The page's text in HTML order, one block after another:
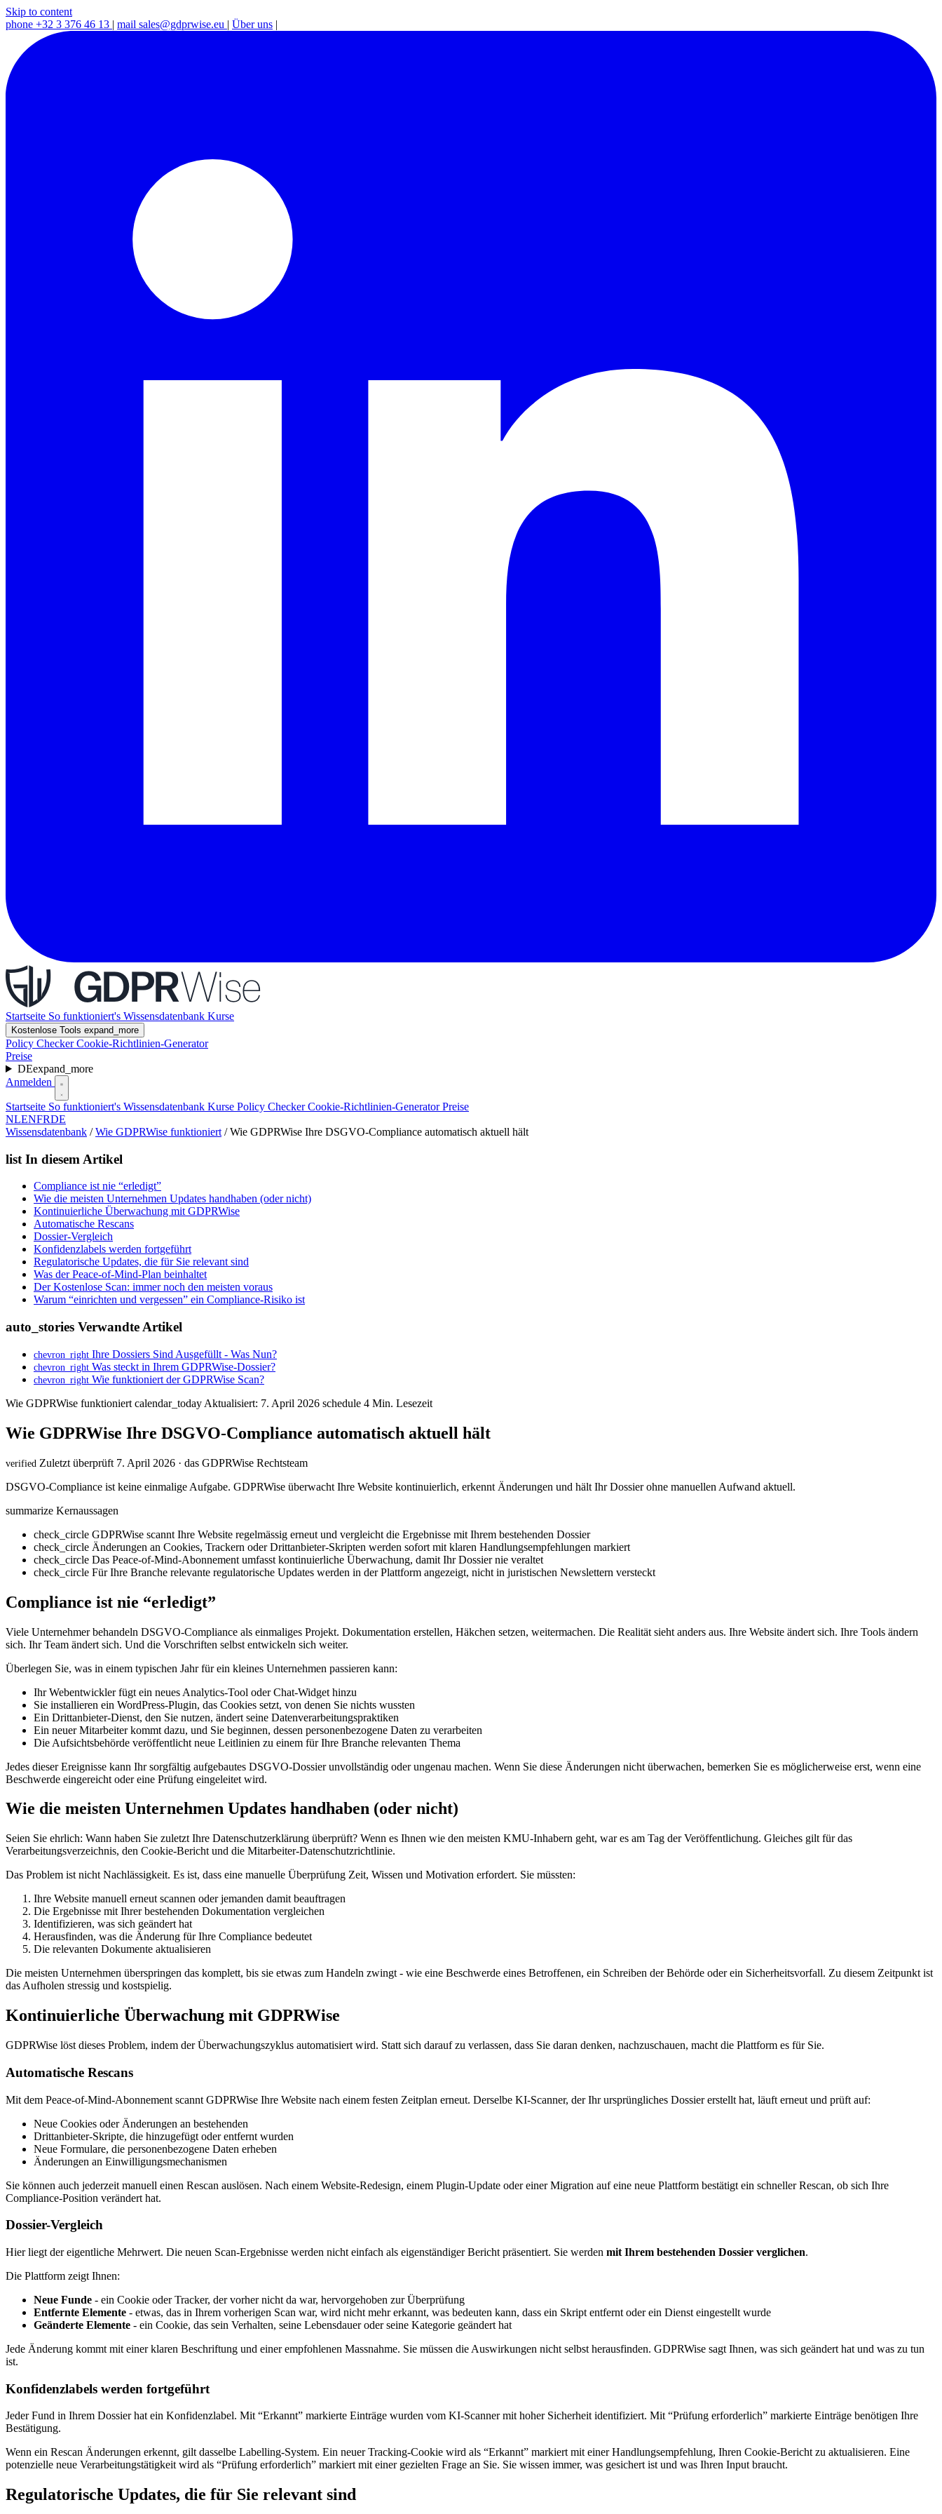
Skip to content
phone +32 3 376 46 13 | mail sales@gdprwise.eu | Über uns |
Startseite So funktioniert's Wissensdatenbank Kurse
Kostenlose Tools expand_more
Policy CheckerCookie-Richtlinien-Generator
Preise
DEexpand_more
Anmelden
Startseite So funktioniert's Wissensdatenbank Kurse Policy CheckerCookie-Richtlinien-GeneratorPreise
NLENFRDE
Wissensdatenbank / Wie GDPRWise funktioniert / Wie GDPRWise Ihre DSGVO-Compliance automatisch aktuell hält
list In diesem Artikel
Compliance ist nie “erledigt”
Wie die meisten Unternehmen Updates handhaben (oder nicht)
Kontinuierliche Überwachung mit GDPRWise
Automatische Rescans
Dossier-Vergleich
Konfidenzlabels werden fortgeführt
Regulatorische Updates, die für Sie relevant sind
Was der Peace-of-Mind-Plan beinhaltet
Der Kostenlose Scan: immer noch den meisten voraus
Warum “einrichten und vergessen” ein Compliance-Risiko ist
auto_stories Verwandte Artikel
chevron_right Ihre Dossiers Sind Ausgefüllt - Was Nun?
chevron_right Was steckt in Ihrem GDPRWise-Dossier?
chevron_right Wie funktioniert der GDPRWise Scan?
Wie GDPRWise funktioniert calendar_today Aktualisiert: 7. April 2026 schedule 4 Min. Lesezeit
Wie GDPRWise Ihre DSGVO-Compliance automatisch aktuell hält
verified Zuletzt überprüft 7. April 2026 · das GDPRWise Rechtsteam
DSGVO-Compliance ist keine einmalige Aufgabe. GDPRWise überwacht Ihre Website kontinuierlich, erkennt Änderungen und hält Ihr Dossier ohne manuellen Aufwand aktuell.
summarize Kernaussagen
check_circle GDPRWise scannt Ihre Website regelmässig erneut und vergleicht die Ergebnisse mit Ihrem bestehenden Dossier
check_circle Änderungen an Cookies, Trackern oder Drittanbieter-Skripten werden sofort mit klaren Handlungsempfehlungen markiert
check_circle Das Peace-of-Mind-Abonnement umfasst kontinuierliche Überwachung, damit Ihr Dossier nie veraltet
check_circle Für Ihre Branche relevante regulatorische Updates werden in der Plattform angezeigt, nicht in juristischen Newslettern versteckt
Compliance ist nie “erledigt”
Viele Unternehmer behandeln DSGVO-Compliance als einmaliges Projekt. Dokumentation erstellen, Häkchen setzen, weitermachen. Die Realität sieht anders aus. Ihre Website ändert sich. Ihre Tools ändern
sich. Ihr Team ändert sich. Und die Vorschriften selbst entwickeln sich weiter.
Überlegen Sie, was in einem typischen Jahr für ein kleines Unternehmen passieren kann:
Ihr Webentwickler fügt ein neues Analytics-Tool oder Chat-Widget hinzu
Sie installieren ein WordPress-Plugin, das Cookies setzt, von denen Sie nichts wussten
Ein Drittanbieter-Dienst, den Sie nutzen, ändert seine Datenverarbeitungspraktiken
Ein neuer Mitarbeiter kommt dazu, und Sie beginnen, dessen personenbezogene Daten zu verarbeiten
Die Aufsichtsbehörde veröffentlicht neue Leitlinien zu einem für Ihre Branche relevanten Thema
Jedes dieser Ereignisse kann Ihr sorgfältig aufgebautes DSGVO-Dossier unvollständig oder ungenau machen. Wenn Sie diese Änderungen nicht überwachen, bemerken Sie es möglicherweise erst, wenn eine
Beschwerde eingereicht oder eine Prüfung eingeleitet wird.
Wie die meisten Unternehmen Updates handhaben (oder nicht)
Seien Sie ehrlich: Wann haben Sie zuletzt Ihre Datenschutzerklärung überprüft? Wenn es Ihnen wie den meisten KMU-Inhabern geht, war es am Tag der Veröffentlichung. Gleiches gilt für das
Verarbeitungsverzeichnis, den Cookie-Bericht und die Mitarbeiter-Datenschutzrichtlinie.
Das Problem ist nicht Nachlässigkeit. Es ist, dass eine manuelle Überprüfung Zeit, Wissen und Motivation erfordert. Sie müssten:
Ihre Website manuell erneut scannen oder jemanden damit beauftragen
Die Ergebnisse mit Ihrer bestehenden Dokumentation vergleichen
Identifizieren, was sich geändert hat
Herausfinden, was die Änderung für Ihre Compliance bedeutet
Die relevanten Dokumente aktualisieren
Die meisten Unternehmen überspringen das komplett, bis sie etwas zum Handeln zwingt - wie eine Beschwerde eines Betroffenen, ein Schreiben der Behörde oder ein Sicherheitsvorfall. Zu diesem Zeitpunkt ist
das Aufholen stressig und kostspielig.
Kontinuierliche Überwachung mit GDPRWise
GDPRWise löst dieses Problem, indem der Überwachungszyklus automatisiert wird. Statt sich darauf zu verlassen, dass Sie daran denken, nachzuschauen, macht die Plattform es für Sie.
Automatische Rescans
Mit dem Peace-of-Mind-Abonnement scannt GDPRWise Ihre Website nach einem festen Zeitplan erneut. Derselbe KI-Scanner, der Ihr ursprüngliches Dossier erstellt hat, läuft erneut und prüft auf:
Neue Cookies oder Änderungen an bestehenden
Drittanbieter-Skripte, die hinzugefügt oder entfernt wurden
Neue Formulare, die personenbezogene Daten erheben
Änderungen an Einwilligungsmechanismen
Sie können auch jederzeit manuell einen Rescan auslösen. Nach einem Website-Redesign, einem Plugin-Update oder einer Migration auf eine neue Plattform bestätigt ein schneller Rescan, ob sich Ihre
Compliance-Position verändert hat.
Dossier-Vergleich
Hier liegt der eigentliche Mehrwert. Die neuen Scan-Ergebnisse werden nicht einfach als eigenständiger Bericht präsentiert. Sie werden mit Ihrem bestehenden Dossier verglichen.
Die Plattform zeigt Ihnen:
Neue Funde - ein Cookie oder Tracker, der vorher nicht da war, hervorgehoben zur Überprüfung
Entfernte Elemente - etwas, das in Ihrem vorherigen Scan war, wird nicht mehr erkannt, was bedeuten kann, dass ein Skript entfernt oder ein Dienst eingestellt wurde
Geänderte Elemente - ein Cookie, das sein Verhalten, seine Lebensdauer oder seine Kategorie geändert hat
Jede Änderung kommt mit einer klaren Beschriftung und einer empfohlenen Massnahme. Sie müssen die Auswirkungen nicht selbst herausfinden. GDPRWise sagt Ihnen, was sich geändert hat und was zu tun
ist.
Konfidenzlabels werden fortgeführt
Jeder Fund in Ihrem Dossier hat ein Konfidenzlabel. Mit “Erkannt” markierte Einträge wurden vom KI-Scanner mit hoher Sicherheit identifiziert. Mit “Prüfung erforderlich” markierte Einträge benötigen Ihre
Bestätigung.
Wenn ein Rescan Änderungen erkennt, gilt dasselbe Labelling-System. Ein neuer Tracking-Cookie wird als “Erkannt” markiert mit einer Handlungsempfehlung, Ihren Cookie-Bericht zu aktualisieren. Eine
potenzielle neue Verarbeitungstätigkeit wird als “Prüfung erforderlich” markiert mit einer gezielten Frage an Sie. Sie wissen immer, was gesichert ist und was Ihren Input braucht.
Regulatorische Updates, die für Sie relevant sind